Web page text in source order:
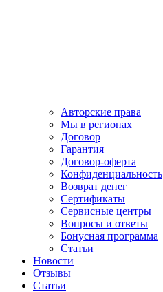
Авторские права
Мы в регионах
Договор
Гарантия
Договор-оферта
Конфиденциальность
Возврат денег
Сертификаты
Сервисные центры
Вопросы и ответы
Бонусная программа
Статьи
Новости
Отзывы
Статьи